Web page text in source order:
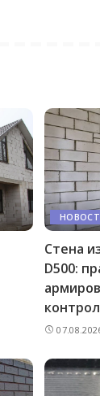
Стена
D500: